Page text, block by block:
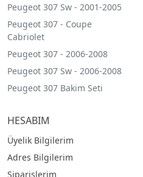
Peugeot 307 Sw - 2001-2005
Peugeot 307 - Coupe
Cabriolet
Peugeot 307 - 2006-2008
Peugeot 307 Sw - 2006-2008
Peugeot 307 Bakim Seti
HESABIM
Üyelik Bilgilerim
Adres Bilgilerim
Siparişlerim